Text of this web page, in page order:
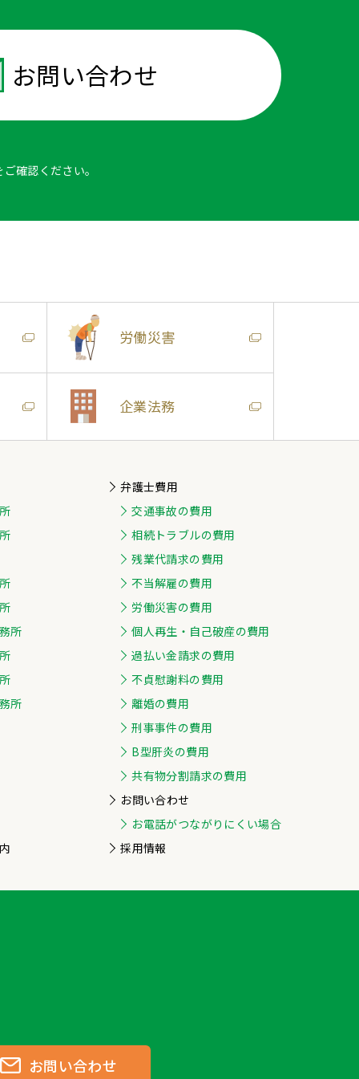
お問い合わせ
ご確認ください。
労働災害
企業法務
所
所
弁護士費用
交通事故の費用
相続トラブルの費用
残業代請求の費用
不当解雇の費用
労働災害の費用
個人再生・自己破産の費用
過払い金請求の費用
不貞慰謝料の費用
離婚の費用
刑事事件の費用
B型肝炎の費用
共有物分割請求の費用
お問い合わせ
お電話がつながりにくい場合
採用情報
お問い合わせ